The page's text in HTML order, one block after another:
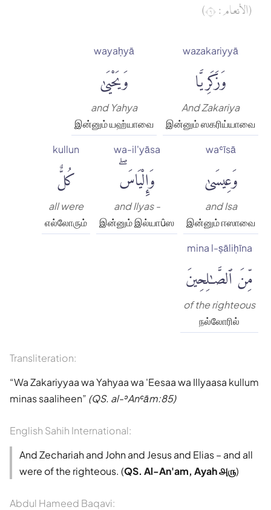
(الأنعام : ٦)
wazakariyyā
وَزَكَرِيَّا
And Zakariya
இன்னும் ஸகரிய்யாவை
wayaḥyā
وَيَحْيَىٰ
and Yahya
இன்னும் யஹ்யாவை
waʿīsā
وَعِيسَىٰ
and Isa
இன்னும் ஈஸாவை
wa-il'yāsa
وَإِلْيَاسَۖ
and Ilyas -
இன்னும் இல்யாûஸ
kullun
كُلٌّ
all were
எல்லோரும்
mina l-ṣāliḥīna
مِّنَ ٱلصَّٰلِحِينَ
of the righteous
நல்லோரில்
Transliteration:
Wa Zakariyyaa wa Yahyaa wa 'Eesaa wa Illyaasa kullum
minas saaliheen (QS. al-ʾAnʿām:85)
English Sahih International:
And Zechariah and John and Jesus and Elias – and all
were of the righteous. (QS. Al-An'am, Ayah ௮௫)
Abdul Hameed Baqavi: